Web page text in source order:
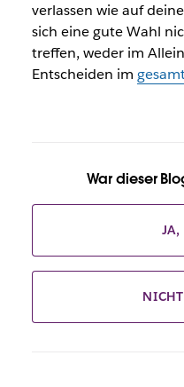
verlassen wie auf
sich eine gute Wahl
treffen, weder im
Entscheiden im
War dieser
JA,